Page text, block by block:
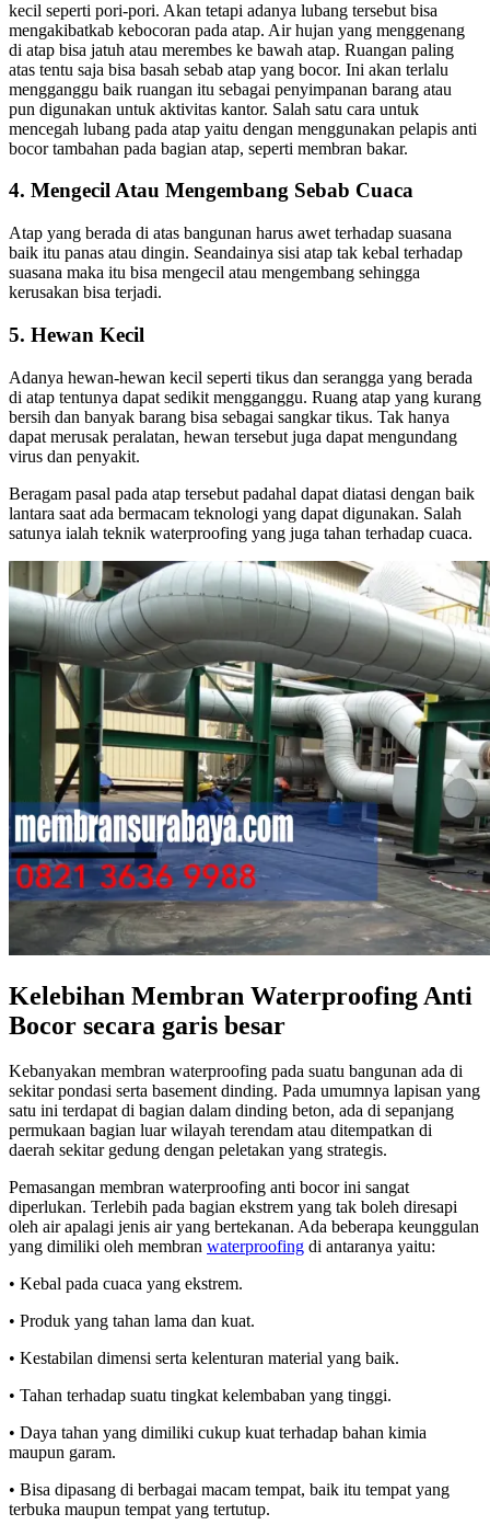
kecil seperti pori-pori. Akan tetapi adanya lubang tersebut bisa
mengakibatkab kebocoran pada atap. Air hujan yang menggenang
di atap bisa jatuh atau merembes ke bawah atap. Ruangan paling
atas tentu saja bisa basah sebab atap yang bocor. Ini akan terlalu
mengganggu baik ruangan itu sebagai penyimpanan barang atau
pun digunakan untuk aktivitas kantor. Salah satu cara untuk
mencegah lubang pada atap yaitu dengan menggunakan pelapis anti
bocor tambahan pada bagian atap, seperti membran bakar.
4. Mengecil Atau Mengembang Sebab Cuaca
Atap yang berada di atas bangunan harus awet terhadap suasana
baik itu panas atau dingin. Seandainya sisi atap tak kebal terhadap
suasana maka itu bisa mengecil atau mengembang sehingga
kerusakan bisa terjadi.
5. Hewan Kecil
Adanya hewan-hewan kecil seperti tikus dan serangga yang berada
di atap tentunya dapat sedikit mengganggu. Ruang atap yang kurang
bersih dan banyak barang bisa sebagai sangkar tikus. Tak hanya
dapat merusak peralatan, hewan tersebut juga dapat mengundang
virus dan penyakit.
Beragam pasal pada atap tersebut padahal dapat diatasi dengan baik
lantara saat ada bermacam teknologi yang dapat digunakan. Salah
satunya ialah teknik waterproofing yang juga tahan terhadap cuaca.
Kelebihan Membran Waterproofing Anti
Bocor secara garis besar
Kebanyakan membran waterproofing pada suatu bangunan ada di
sekitar pondasi serta basement dinding. Pada umumnya lapisan yang
satu ini terdapat di bagian dalam dinding beton, ada di sepanjang
permukaan bagian luar wilayah terendam atau ditempatkan di
daerah sekitar gedung dengan peletakan yang strategis.
Pemasangan membran waterproofing anti bocor ini sangat
diperlukan. Terlebih pada bagian ekstrem yang tak boleh diresapi
oleh air apalagi jenis air yang bertekanan. Ada beberapa keunggulan
yang dimiliki oleh membran waterproofing di antaranya yaitu:
• Kebal pada cuaca yang ekstrem.
• Produk yang tahan lama dan kuat.
• Kestabilan dimensi serta kelenturan material yang baik.
• Tahan terhadap suatu tingkat kelembaban yang tinggi.
• Daya tahan yang dimiliki cukup kuat terhadap bahan kimia
maupun garam.
• Bisa dipasang di berbagai macam tempat, baik itu tempat yang
terbuka maupun tempat yang tertutup.